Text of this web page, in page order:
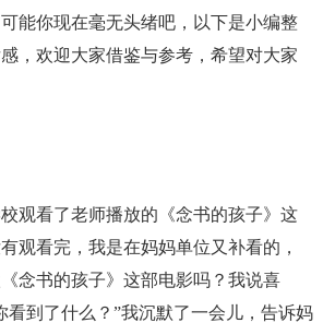
能你现在毫无头绪吧，以下是小编整
，欢迎大家借鉴与参考，希望对大家
观看了老师播放的《念书的孩子》这
观看完，我是在妈妈单位又补看的，
念书的孩子》这部电影吗？我说喜
看到了什么？”我沉默了一会儿，告诉妈